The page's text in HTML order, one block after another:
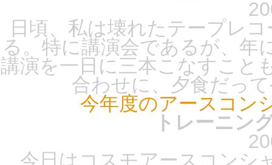
日頃、私は壊れたテープレ
る。特に講演会であるが、年
講演を一日に三本こなすこと
合わせに、夕食だっ
今年度のアースコン
トレーニン
今日はコスモアースコンシ